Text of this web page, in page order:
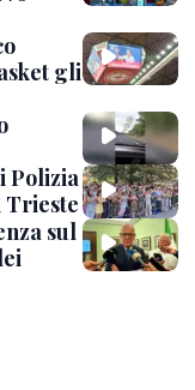
gli
Polizia
Trieste
sul